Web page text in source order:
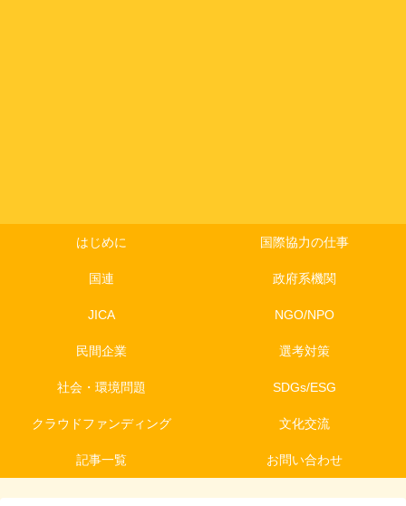
はじめに 国際協力の仕事
国連 政府系機関
JICA NGO/NPO
民間企業 選考対策
社会・環境問題 SDGs/ESG
クラウドファンディング 文化交流
記事一覧 お問い合わせ